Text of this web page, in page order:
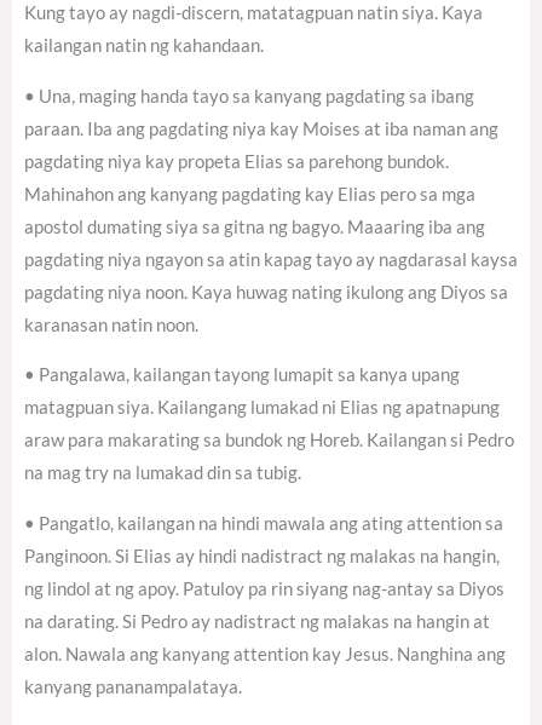
Kung tayo ay nagdi-discern, matatagpuan natin siya. Kaya
kailangan natin ng kahandaan.
• Una, maging handa tayo sa kanyang pagdating sa ibang
paraan. Iba ang pagdating niya kay Moises at iba naman ang
pagdating niya kay propeta Elias sa parehong bundok.
Mahinahon ang kanyang pagdating kay Elias pero sa mga
apostol dumating siya sa gitna ng bagyo. Maaaring iba ang
pagdating niya ngayon sa atin kapag tayo ay nagdarasal kaysa
pagdating niya noon. Kaya huwag nating ikulong ang Diyos sa
karanasan natin noon.
• Pangalawa, kailangan tayong lumapit sa kanya upang
matagpuan siya. Kailangang lumakad ni Elias ng apatnapung
araw para makarating sa bundok ng Horeb. Kailangan si Pedro
na mag try na lumakad din sa tubig.
• Pangatlo, kailangan na hindi mawala ang ating attention sa
Panginoon. Si Elias ay hindi nadistract ng malakas na hangin,
ng lindol at ng apoy. Patuloy pa rin siyang nag-antay sa Diyos
na darating. Si Pedro ay nadistract ng malakas na hangin at
alon. Nawala ang kanyang attention kay Jesus. Nanghina ang
kanyang pananampalataya.